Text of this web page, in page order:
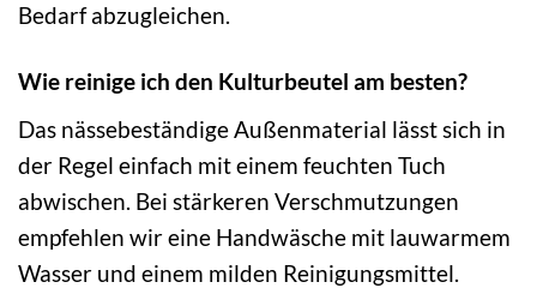
Bedarf abzugleichen.
Wie reinige ich den Kulturbeutel am besten?
Das nässebeständige Außenmaterial lässt sich in
der Regel einfach mit einem feuchten Tuch
abwischen. Bei stärkeren Verschmutzungen
empfehlen wir eine Handwäsche mit lauwarmem
Wasser und einem milden Reinigungsmittel.